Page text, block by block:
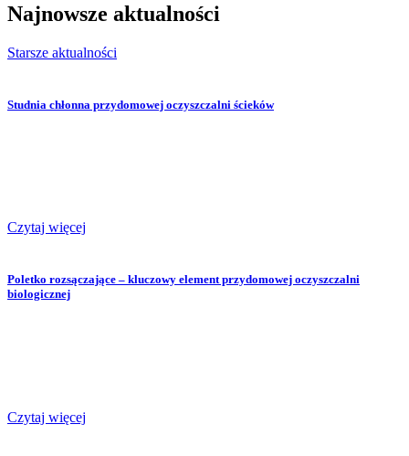
Najnowsze aktualności
Starsze aktualności
Studnia chłonna przydomowej oczyszczalni ścieków
Czytaj więcej
Poletko rozsączające – kluczowy element przydomowej oczyszczalni
biologicznej
Czytaj więcej